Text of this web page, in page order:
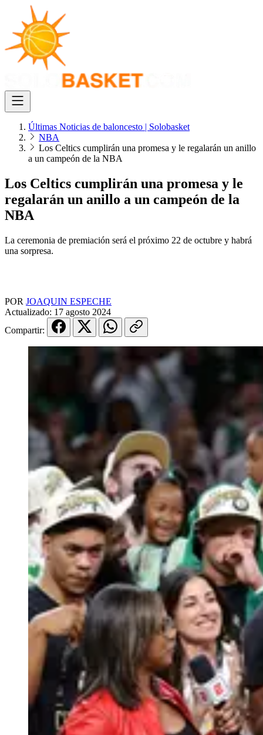
Últimas Noticias de baloncesto | Solobasket
NBA
Los Celtics cumplirán una promesa y le regalarán un anillo
a un campeón de la NBA
Los Celtics cumplirán una promesa y le
regalarán un anillo a un campeón de la
NBA
La ceremonia de premiación será el próximo 22 de octubre y habrá
una sorpresa.
POR JOAQUIN ESPECHE
Actualizado: 17 agosto 2024
Compartir: